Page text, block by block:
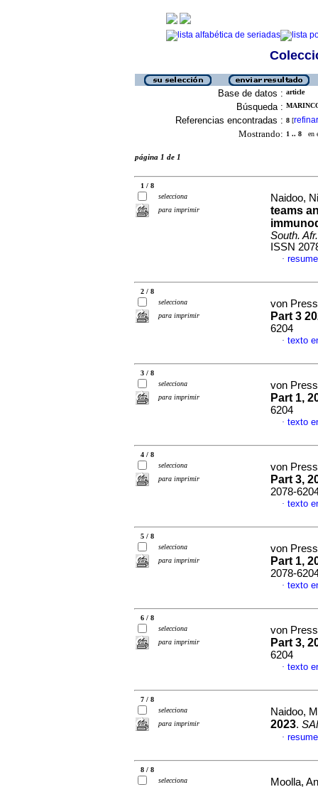
Base de datos : article
Búsqueda :
Referencias encontradas : 8 [refinar
Mostrando: 1 .. 8 en
página 1 de 1
1 / 8
selecciona
para imprimir
Naidoo,
teams
South.
ISSN
·
2 / 8
selecciona
para imprimir
von
Part 3
6204
· texto
3 / 8
selecciona
para imprimir
von
Part 1,
6204
· texto
4 / 8
selecciona
para imprimir
von
Part 3,
2078-
· texto
5 / 8
selecciona
para imprimir
von
Part 1,
2078-
· texto
6 / 8
selecciona
para imprimir
von
Part 3,
6204
· texto
7 / 8
selecciona
para imprimir
Naidoo,
2023.
·
8 / 8
selecciona
Moolla,